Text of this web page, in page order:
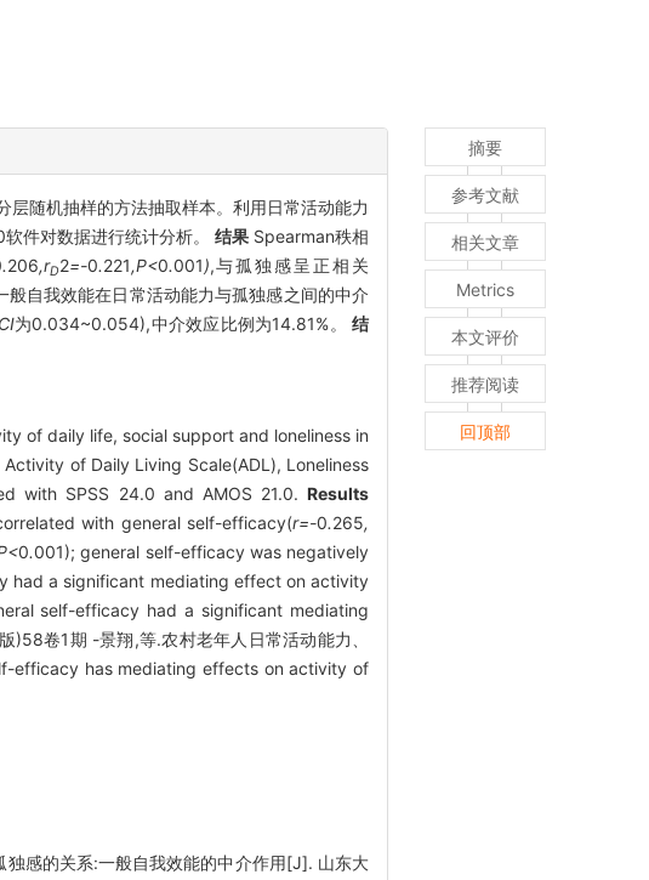
层随机抽样的方法抽取样本。利用日常活动能力
件对数据进行统计分析。 结果 Spearman秩相
.206,rD2=-0.221,P<0.001),与孤独感呈正相关
般自我效能在日常活动能力与孤独感之间的中介
为0.034~0.054),中介效应比例为14.81%。结
of daily life, social support and loneliness in
of Daily Living Scale(ADL), Loneliness
with SPSS 24.0 and AMOS 21.0. Results
with general self-efficacy(r=-0.265,
0.001); general self-efficacy was negatively
had a significant mediating effect on activity
self-efficacy had a significant mediating
卷1期 -景翔,等.农村老年人日常活动能力、
efficacy has mediating effects on activity of
感的关系:一般自我效能的中介作用[J]. 山东大
摘要
参考文献
相关文章
Metrics
本文评价
推荐阅读
回顶部